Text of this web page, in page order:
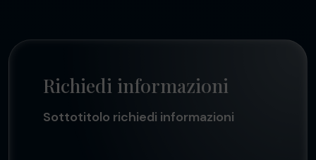
Richiedi informazioni
Sottotitolo richiedi informazioni